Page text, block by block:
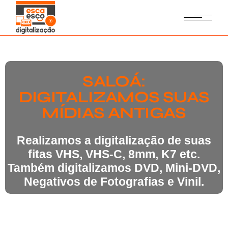
SALOÁ:
DIGITALIZAMOS SUAS
MÍDIAS ANTIGAS
Realizamos a digitalização de suas
fitas VHS, VHS-C, 8mm, K7 etc.
Também digitalizamos DVD, Mini-DVD,
Negativos de Fotografias e Vinil.